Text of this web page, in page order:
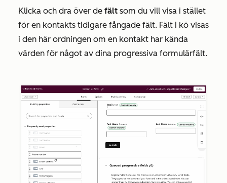
Klicka och dra över de fält som du vill visa i stället
för en kontakts tidigare fångade fält. Fält i kö visas
i den här ordningen om en kontakt har kända
värden för något av dina progressiva formulärfält.